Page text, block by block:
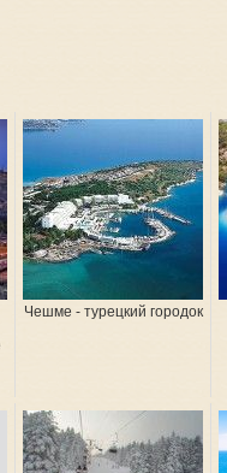
Чешме - турецкий городок